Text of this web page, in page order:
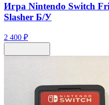
Игра Nintendo Switch
Slasher Б/У
2 400 ₽